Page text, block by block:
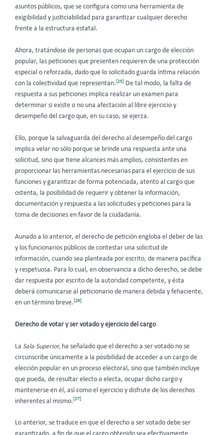
asuntos públicos, que se configura como una herramienta de
exigibilidad y justiciabilidad para garantizar cualquier derecho
frente a la estructura estatal.
Ahora, tratándose de personas que ocupan un cargo de elección
popular, las peticiones que presenten requieren de una protección
especial o reforzada, dado que lo solicitado guarda íntima relación
con la colectividad que representan.[25] De tal modo, la falta de
respuesta a sus peticiones implica realizar un examen para
determinar si existe o no una afectación al libre ejercicio y
desempeño del cargo que, en su caso, se ejerza.
Ello, porque la salvaguarda del derecho al desempeño del cargo
implica velar no sólo porque se brinde una respuesta ante una
solicitud, sino que tiene alcances más amplios, consistentes en
proporcionar las herramientas necesarias para el ejercicio de sus
funciones y garantizar de forma potenciada, atento al cargo que
ostenta, la posibilidad de requerir y obtener la información,
documentación y respuesta a las solicitudes y peticiones para la
toma de decisiones en favor de la ciudadanía.
Aunado a lo anterior, el derecho de petición engloba el deber de las
y los funcionarios públicos de contestar una solicitud de
información, cuando sea planteada por escrito, de manera pacífica
y respetuosa. Para lo cual, en observancia a dicho derecho, se debe
dar respuesta por escrito de la autoridad competente, y ésta
deberá comunicarse al peticionario de manera debida y fehaciente,
en un término breve.[26]
Derecho de votar y ser votado y ejercicio del cargo
La Sala Superior, ha señalado que el derecho a ser votado no se
circunscribe únicamente a la posibilidad de acceder a un cargo de
elección popular en un proceso electoral, sino que también incluye
que pueda, de resultar electo o electa, ocupar dicho cargo y
mantenerse en él, así como el ejercicio y disfrute de los derechos
inherentes al mismo. [27]
Lo anterior, se traduce en que el derecho a ser votado debe ser